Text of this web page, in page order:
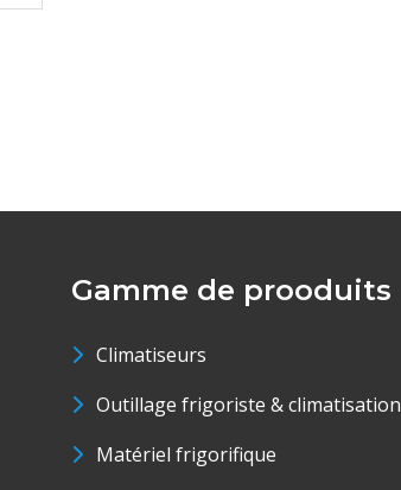
Gamme de prooduits
Climatiseurs
Outillage frigoriste & climatisation
Matériel frigorifique